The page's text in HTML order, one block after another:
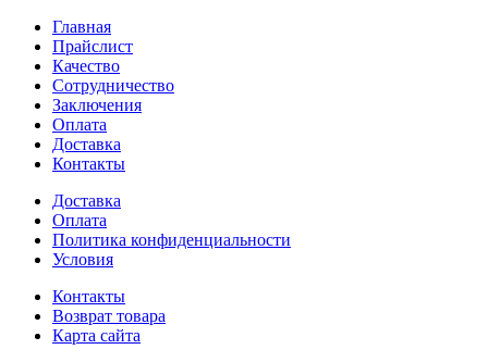
Главная
Прайслист
Качество
Сотрудничество
Заключения
Оплата
Доставка
Контакты
Доставка
Оплата
Политика конфиденциальности
Условия
Контакты
Возврат товара
Карта сайта